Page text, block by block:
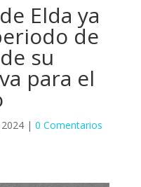
Elda ya
de
su
para el
2024| 0 Comentarios